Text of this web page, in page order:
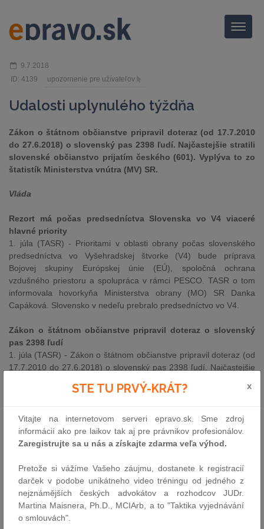
Menu
9.7.2018
ID: 4139
upozornenie pre užívateľov
Udalosti uplynulého týždňa
Zákon o štátnom občianstve pripravil doteraz (od 17.7.2010
do 27.6.2018) o slovenský pas 2398 ľudí. Najčastejšie stratili
slovenské občianstvo prijatím českého (601). Vyplýva to zo
štatistík Ministerstva vnútra (MV) SR.
Vláda
Rezort má počas predsedníctva Slovenska vo V4 viaceré
hlavné priority
1. júla (TASR) - Prioritami v oblasti obrany počas slovenského
predsedníctva vo Vyšehradskej štvorke (V4) bude príprava
Bojovej skupiny Európskej únie (EÚ), spoločná ochrana
vzdušného priestoru a spolupráca v rámci PESCO. TASR o tom
informovala hovorkyňa Ministerstva obrany (MO) SR Danka
Capáková. Slovensko v nedeľu prebralo predsedníctvo vo V4.
Zákon o štátnom občianstve pripravil doteraz o slovenský
pas 2398 ľudí
1. júla (TASR) - Zákon o štátnom občianstve pripravil doteraz (od
17.7.2010 do 27.6.2018) o slovenský pas 2398 ľudí. Najčastejšie
stratili slovenské občianstvo prijatím českého (601). Vyplýva to zo
štatistík Ministerstva vnútra (MV) SR.
O vrátenie slovenského pasu požiadalo 603 ľudí, získalo ho
zatiaľ 487
1. júla (TASR) - O vrátenie slovenského občianstva požiadalo
Slovenský pas už získalo späť 487 žiadateľov, ďalšie žiadosti
Ministerstvo vnútra (MV) SR vybavuje. TASR to potvrdil tlačový
odbor MV.
NRSR
STE TU PRVÝ-KRÁT? x
Vitajte na internetovom serveri epravo.sk. Sme zdroj
informácií ako pre laikov tak aj pre právnikov profesionálov.
Zaregistrujte sa u nás a získajte zdarma veľa výhod.
Pretože si vážíme Vašeho záujmu, dostanete k registracií
darček v podobe unikátneho video tréningu od jedného z
nejznámějších českých advokátov a rozhodcov JUDr.
Martina Maisnera, Ph.D., MCIArb, a to "Taktika vyjednávání
o smlouvách".